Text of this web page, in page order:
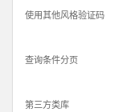
使用其他风格验证码
查询条件分页
第三方类库